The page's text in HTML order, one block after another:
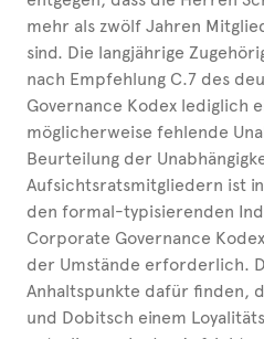
mehr als zwölf Jahren
sind. Die langjährige
nach Empfehlung C.7 des
Governance Kodex lediglich
möglicherweise fehlende
Beurteilung der
Aufsichtsratsmitgliedern ist
den formal-typisierenden
Corporate Governance
der Umstände erforderlich.
Anhaltspunkte dafür finden,
und Dobitsch einem